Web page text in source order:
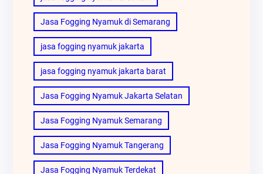
Jasa Fogging Nyamuk di Semarang
jasa fogging nyamuk jakarta
jasa fogging nyamuk jakarta barat
Jasa Fogging Nyamuk Jakarta Selatan
Jasa Fogging Nyamuk Semarang
Jasa Fogging Nyamuk Tangerang
Jasa Fogging Nyamuk Terdekat